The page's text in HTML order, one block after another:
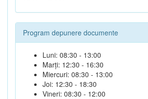
Program depunere documente
Luni: 08:30 - 13:00
Marți: 12:30 - 16:30
Miercuri: 08:30 - 13:00
Joi: 12:30 - 18:30
Vineri: 08:30 - 12:00